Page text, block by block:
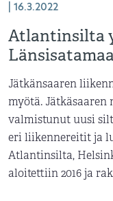
| 16.3.2022
Atlantinsilta
Jätkänsaaren
myötä. Jätkäsaaren
valmistunut uusi
eri liikennereitit ja
Atlantinsilta,
aloitettiin 2016 ja